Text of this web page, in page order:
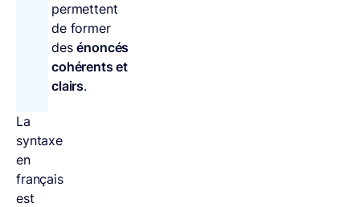
permettent
de former
desénoncés
cohérents et
clairs.
La
syntaxe
en
français
est